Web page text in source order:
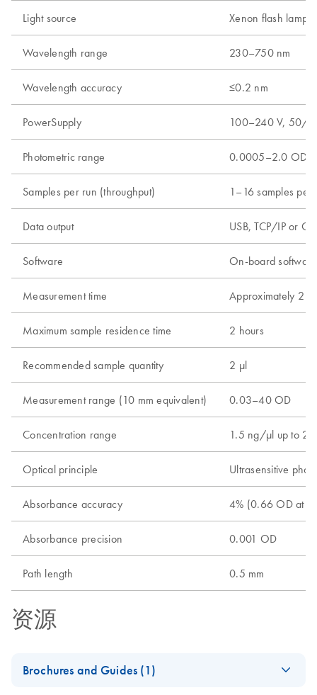
Light source Xenon flash lamp
Wavelength range 230–750 nm
Wavelength accuracy ≤0.2 nm
PowerSupply 100–240 V, 50/
Photometric range 0.0005–2.0 OD
Samples per run (throughput) 1–16 samples per
Data output USB, TCP/IP or
Software On-board
Measurement time Approximately 2
Maximum sample residence time 2 hours
Recommended sample quantity 2 µl
Measurement range (10 mm equivalent) 0.03–40 OD
Concentration range 1.5 ng/μl up to
Optical principle Ultrasensitive
Absorbance accuracy 4% (0.66 OD at
Absorbance precision 0.001 OD
Path length 0.5 mm
资源
Brochures and Guides (1)